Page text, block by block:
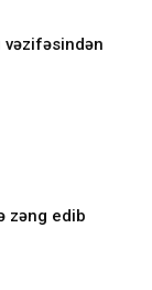
vəzifəsindən
zəng edib